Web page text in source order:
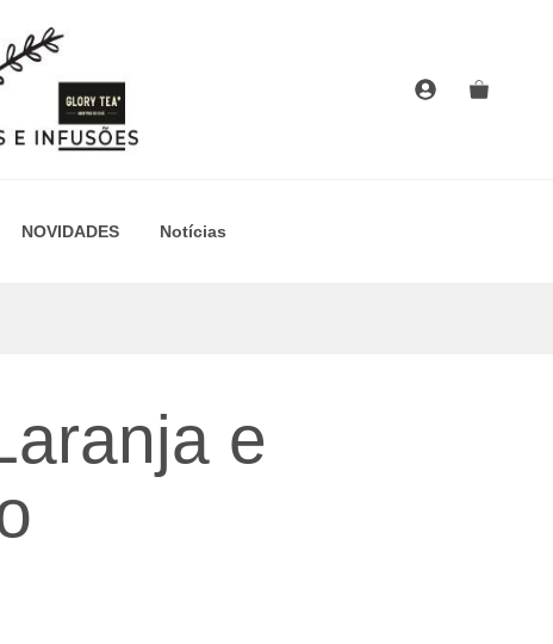
NOVIDADES Notícias
e